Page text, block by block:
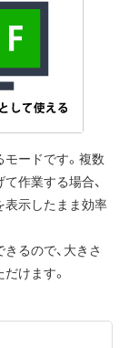
ードです。複数
作業する場合、
示したまま効率
るので、大きさ
けます。